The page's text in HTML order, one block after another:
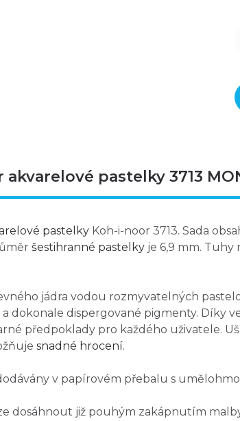
akvarelové pastelky 3713
pastelky Koh-i-noor 3713. Sada
šestihranné pastelky je 6,9 mm. Tuhy
jádra vodou rozmyvatelných
a dokonale dispergované pigmenty. Díky
předpoklady pro každého uživatele.
snadné hrocení.
v papírovém přebalu s
dosáhnout již pouhým zakápnutím